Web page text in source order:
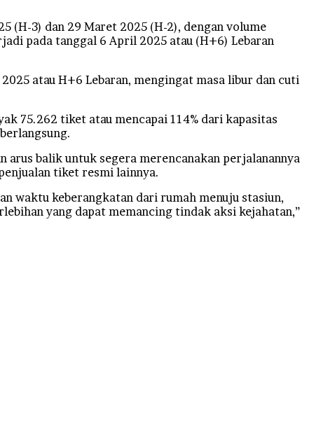
(H-3) dan 29 Maret 2025 (H-2), dengan volume
pada tanggal 6 April 2025 atau (H+6) Lebaran
atau H+6 Lebaran, mengingat masa libur dan cuti
75.262 tiket atau mencapai 114% dari kapasitas
arus balik untuk segera merencanakan perjalanannya
tiket resmi lainnya.
waktu keberangkatan dari rumah menuju stasiun,
yang dapat memancing tindak aksi kejahatan,”